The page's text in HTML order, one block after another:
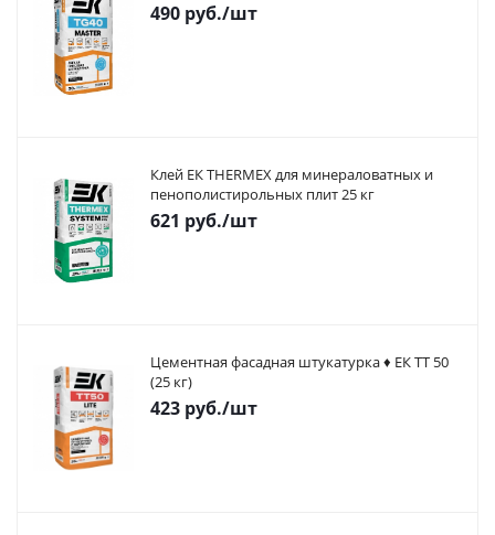
490 руб./шт
Клей ЕК THERMEX для минераловатных и
пенополистирольных плит 25 кг
621 руб./шт
Цементная фасадная штукатурка ♦ ЕК ТТ 50
(25 кг)
423 руб./шт